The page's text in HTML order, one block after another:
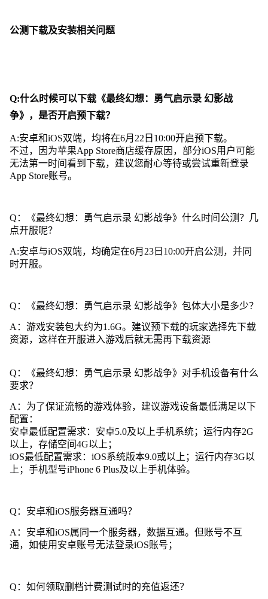
公测下载及安装相关问题
Q:什么时候可以下载《最终幻想：勇气启示录 幻影战
争》，是否开启预下载？
A:安卓和iOS双端，均将在6月22日10:00开启预下载。
不过，因为苹果App Store商店缓存原因，部分iOS用户可能
无法第一时间看到下载，建议您耐心等待或尝试重新登录
App Store账号。
Q：《最终幻想：勇气启示录 幻影战争》什么时间公测？几
点开服呢？
A:安卓与iOS双端，均确定在6月23日10:00开启公测，并同
时开服。
Q：《最终幻想：勇气启示录 幻影战争》包体大小是多少？
A：游戏安装包大约为1.6G。建议预下载的玩家选择先下载
资源，这样在开服进入游戏后就无需再下载资源
Q：《最终幻想：勇气启示录 幻影战争》对手机设备有什么
要求？
A：为了保证流畅的游戏体验，建议游戏设备最低满足以下
配置：
安卓最低配置需求：安卓5.0及以上手机系统；运行内存2G
以上，存储空间4G以上；
iOS最低配置需求：iOS系统版本9.0或以上；运行内存3G以
上；手机型号iPhone 6 Plus及以上手机体验。
Q：安卓和iOS服务器互通吗？
A：安卓和iOS属同一个服务器，数据互通。但账号不互
通，如使用安卓账号无法登录iOS账号；
Q：如何领取删档计费测试时的充值返还？